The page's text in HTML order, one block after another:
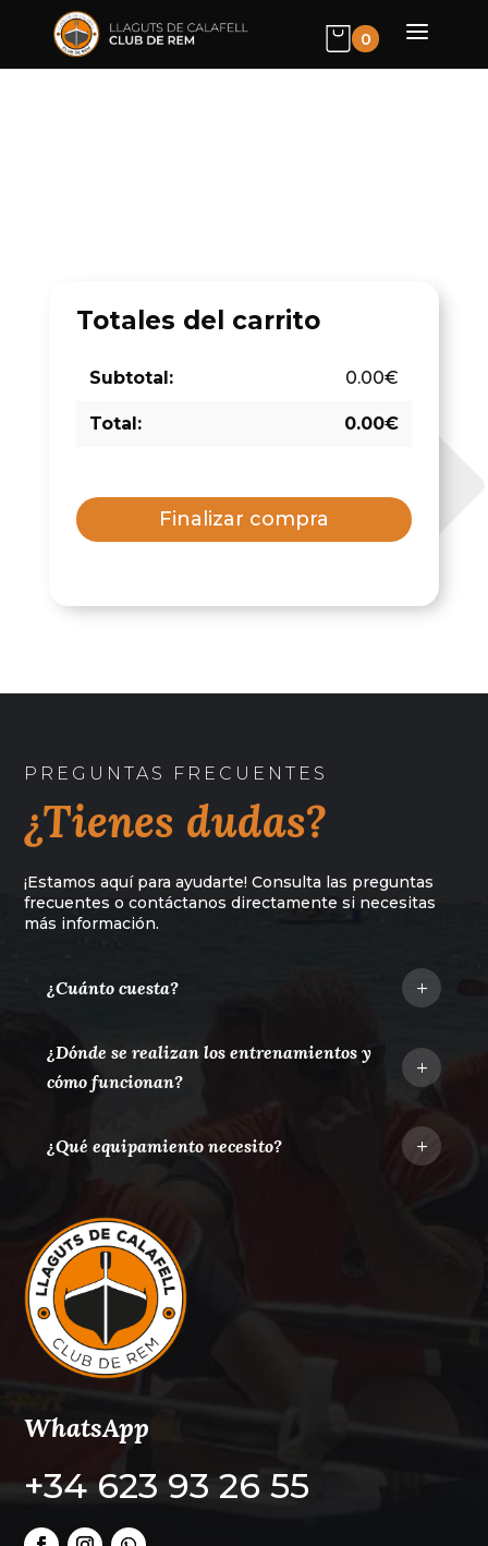
0
Totales del carrito
0.00€
0.00€
Finalizar compra
PREGUNTAS FRECUENTES
¿Tienes dudas?
¡Estamos aquí para ayudarte! Consulta las preguntas
frecuentes o contáctanos directamente si necesitas
más información.
L
¿Cuánto cuesta?
L
¿Dónde se realizan los entrenamientos y
cómo funcionan?
L
¿Qué equipamiento necesito?
WhatsApp
+34 623 93 26 55